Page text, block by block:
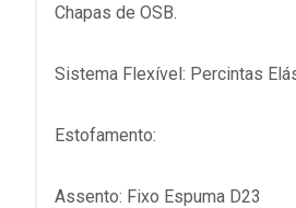
Chapas de OSB.
Sistema Flexível: Percintas
Estofamento:
Assento: Fixo Espuma D23